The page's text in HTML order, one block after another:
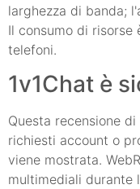
larghezza di banda;
Il consumo di
telefoni.
1v1Chat è
Questa recensione
richiesti account o
viene mostrata.
multimediali durante